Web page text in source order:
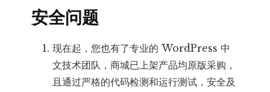
安全问题
现在起，您也有了专业的 WordPress 中
文技术团队，商城已上架产品均原版采购，
且通过严格的代码检测和运行测试，安全及